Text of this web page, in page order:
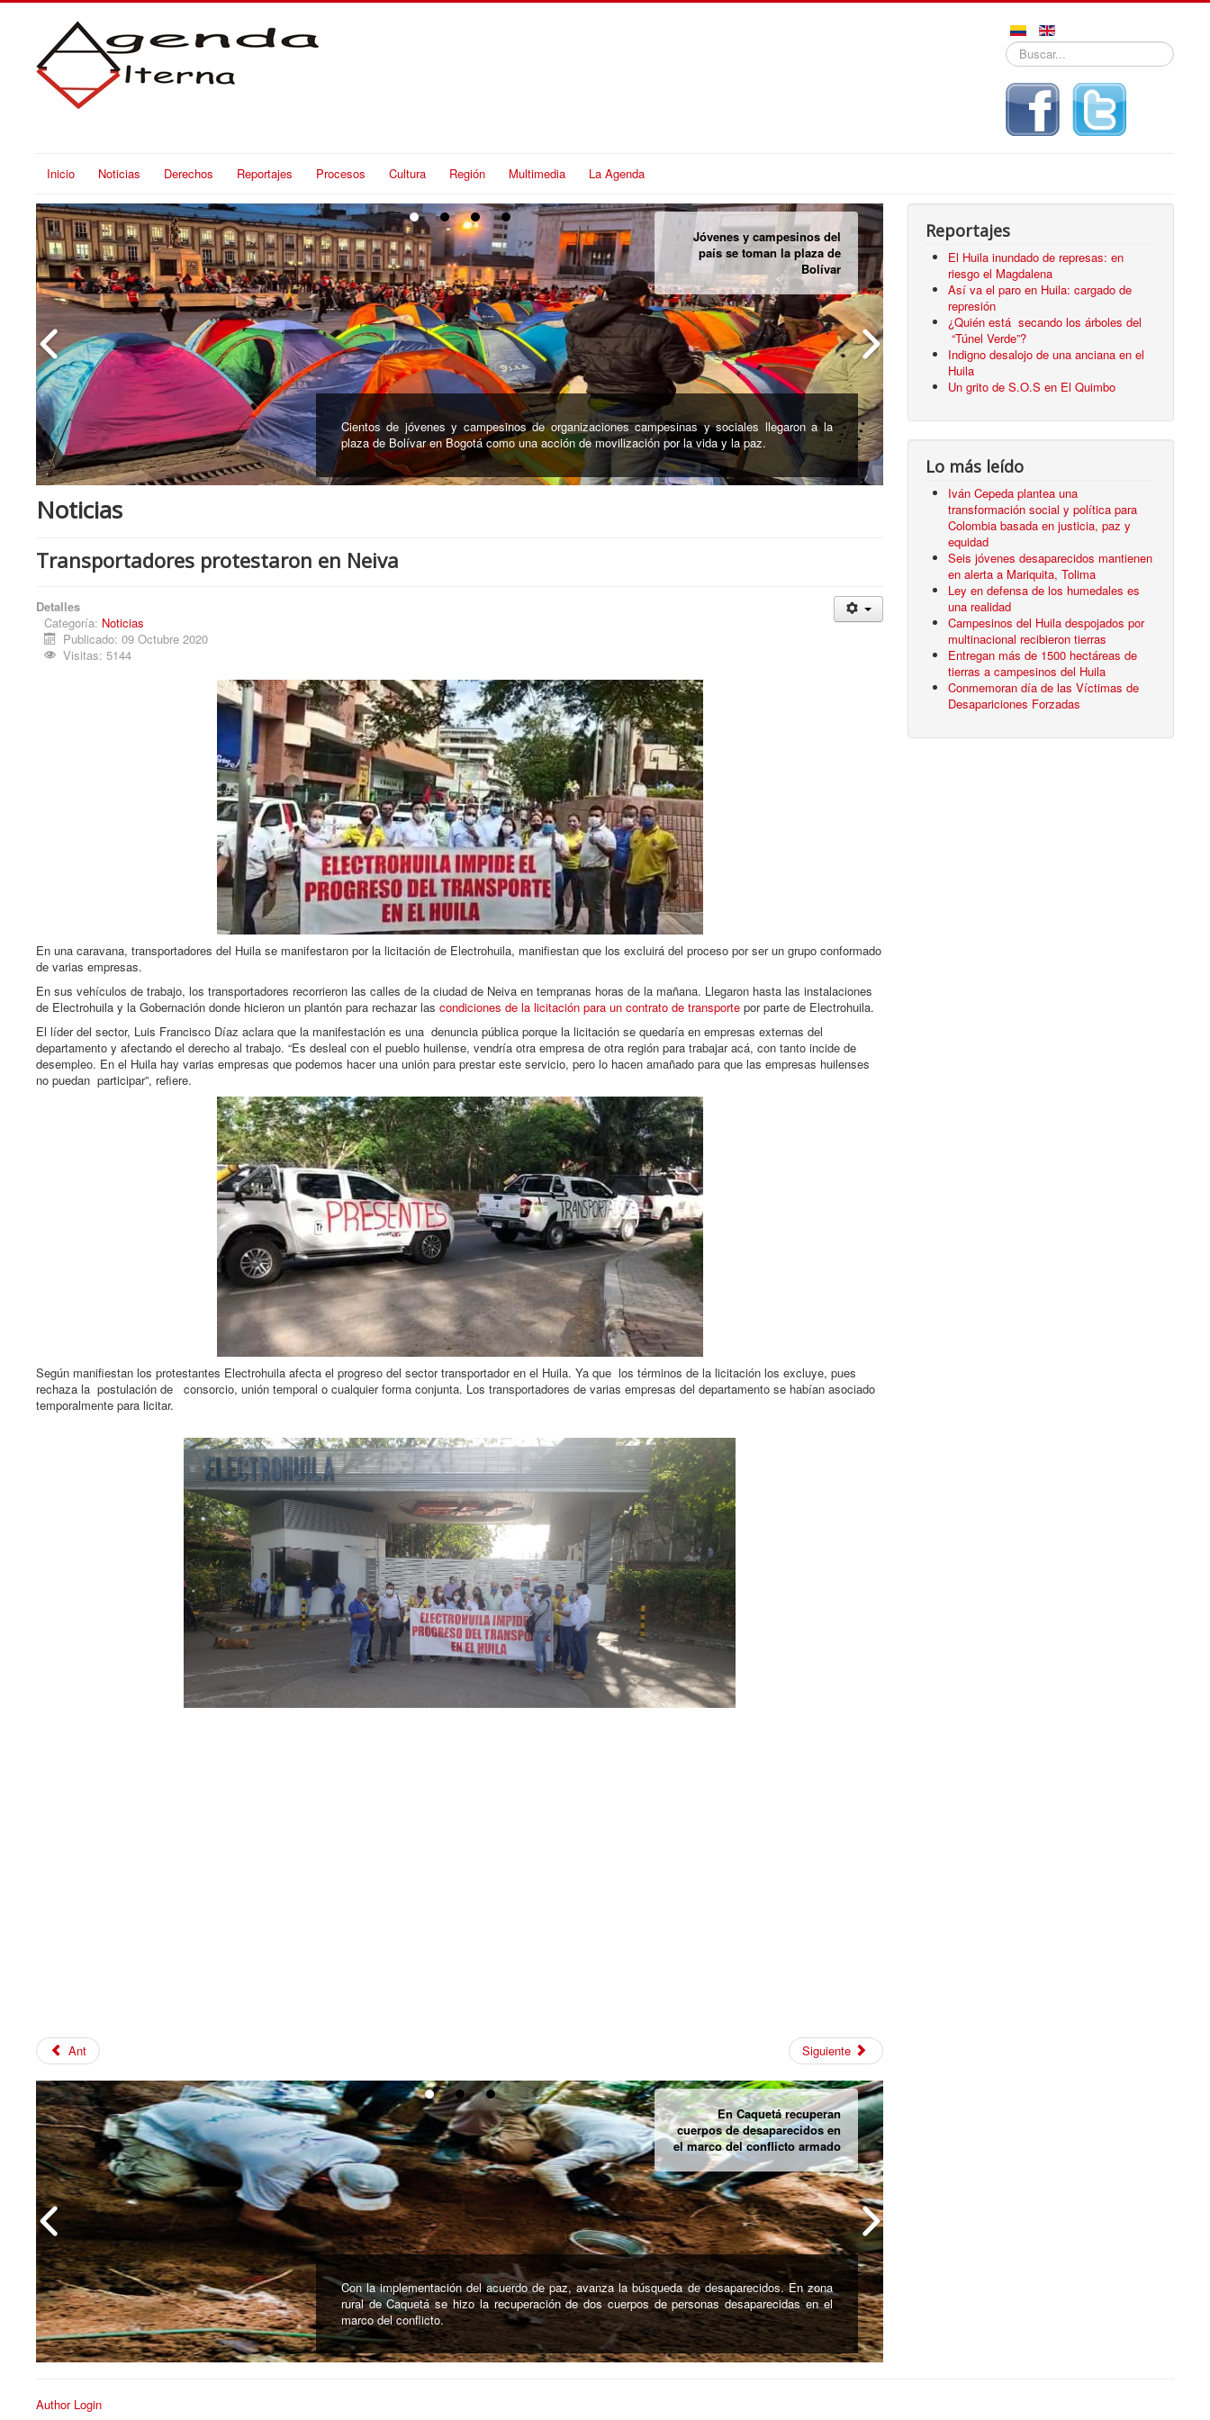
Buscar...
Inicio Noticias Derechos Reportajes Procesos Cultura Región Multimedia La Agenda
Encuentran cuerpos de
personadas desaparecidas en
Neiva
En el Cementerio Central de Neiva, la Unidad de búsqueda de Personas Desaparecidas
recuperó 12 cuerpos de personas desaparecidas en el marco del conflicto armado
Noticias
Transportadores protestaron en Neiva
Detalles
Categoría: Noticias
Publicado: 09 Octubre 2020
Visitas: 5144
En una caravana, transportadores del Huila se manifestaron por la licitación de Electrohuila, manifiestan que los excluirá del proceso por ser un grupo conformado
de varias empresas.
En sus vehículos de trabajo, los transportadores recorrieron las calles de la ciudad de Neiva en tempranas horas de la mañana. Llegaron hasta las instalaciones
de Electrohuila y la Gobernación donde hicieron un plantón para rechazar las condiciones de la licitación para un contrato de transporte por parte de Electrohuila.
El líder del sector, Luis Francisco Díaz aclara que la manifestación es una denuncia pública porque la licitación se quedaría en empresas externas del
departamento y afectando el derecho al trabajo. “Es desleal con el pueblo huilense, vendría otra empresa de otra región para trabajar acá, con tanto incide de
desempleo. En el Huila hay varias empresas que podemos hacer una unión para prestar este servicio, pero lo hacen amañado para que las empresas huilenses
no puedan participar”, refiere.
Según manifiestan los protestantes Electrohuila afecta el progreso del sector transportador en el Huila. Ya que los términos de la licitación los excluye, pues
rechaza la postulación de consorcio, unión temporal o cualquier forma conjunta. Los transportadores de varias empresas del departamento se habían asociado
temporalmente para licitar.
Ant Siguiente
Queman casas sagradas del
pueblo Kankuamo
El domingo 12 en hora de la madruga, fueron incineradas las viviendas ancestrales del pueblo
Kankuama de La Mina en el departamento de Cesar.
Reportajes
El Huila inundado de represas: en
riesgo el Magdalena
Así va el paro en Huila: cargado de
represión
¿Quién está secando los árboles del
“Túnel Verde”?
Indigno desalojo de una anciana en el
Huila
Un grito de S.O.S en El Quimbo
Lo más leído
Iván Cepeda plantea una
transformación social y política para
Colombia basada en justicia, paz y
equidad
Seis jóvenes desaparecidos mantienen
en alerta a Mariquita, Tolima
Ley en defensa de los humedales es
una realidad
Campesinos del Huila despojados por
multinacional recibieron tierras
Entregan más de 1500 hectáreas de
tierras a campesinos del Huila
Conmemoran día de las Víctimas de
Desapariciones Forzadas
Author Login